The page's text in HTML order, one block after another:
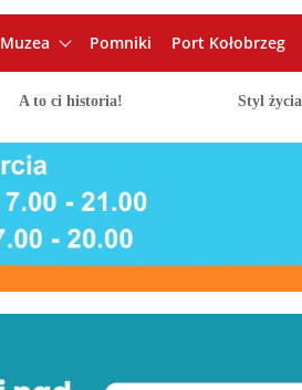
Muzea Pomniki Port Kołobrzeg
A to ci historia! Styl życia